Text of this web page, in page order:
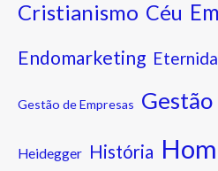
Cristianismo Céu
Endomarketing
Gestão de Empresas
Heidegger História